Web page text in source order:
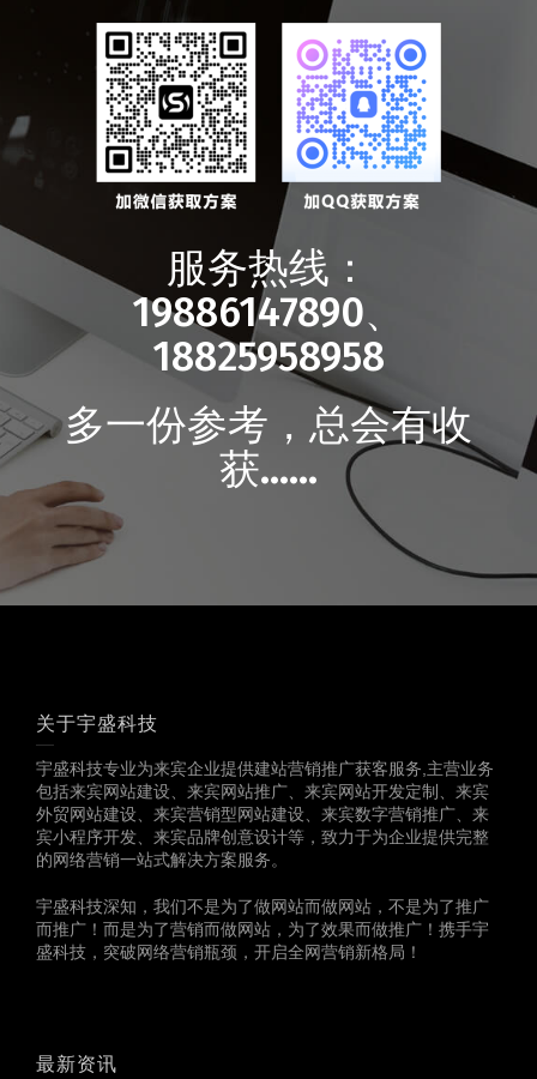
服务热线：
19886147890、
18825958958
多一份参考，总会有收
获……
关于宇盛科技
宇盛科技专业为来宾企业提供建站营销推广获客服务,主营业务
包括来宾网站建设、来宾网站推广、来宾网站开发定制、来宾
外贸网站建设、来宾营销型网站建设、来宾数字营销推广、来
宾小程序开发、来宾品牌创意设计等，致力于为企业提供完整
的网络营销一站式解决方案服务。
宇盛科技深知，我们不是为了做网站而做网站，不是为了推广
而推广！而是为了营销而做网站，为了效果而做推广！携手宇
盛科技，突破网络营销瓶颈，开启全网营销新格局！
最新资讯